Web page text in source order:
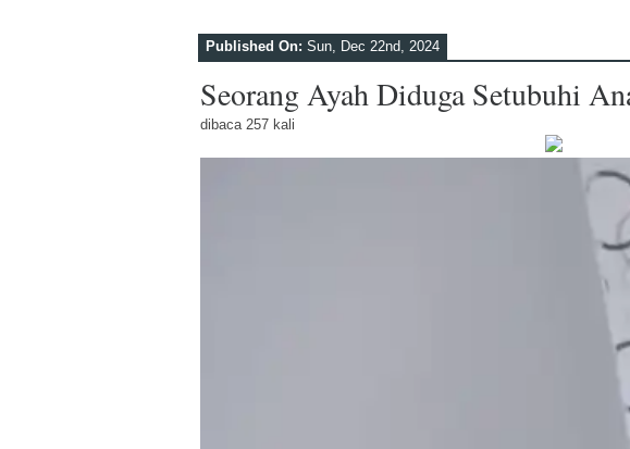
Published On: Sun, Dec 22nd, 2024
Seorang Ayah Diduga Setubuhi
dibaca 257 kali